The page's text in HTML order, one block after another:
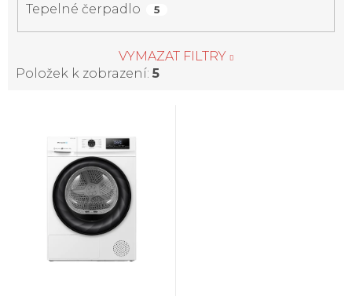
Tepelné čerpadlo 5
VYMAZAT FILTRY
Položek k zobrazení: 5